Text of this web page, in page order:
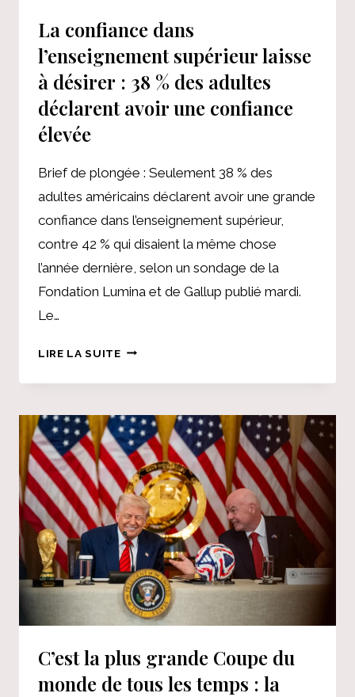
La confiance dans
l’enseignement supérieur laisse
à désirer : 38 % des adultes
déclarent avoir une confiance
élevée
Brief de plongée : Seulement 38 % des
adultes américains déclarent avoir une grande
confiance dans l’enseignement supérieur,
contre 42 % qui disaient la même chose
l’année dernière, selon un sondage de la
Fondation Lumina et de Gallup publié mardi.
Le…
LIRE LA SUITELA
DANS
SUPÉRIEUR
LAISSE
À
DÉSIRER :
38 %
DES
ADULTES
DÉCLARENT
AVOIR
UNE
CONFIANCE
C’est la plus grande Coupe du
monde de tous les temps : la